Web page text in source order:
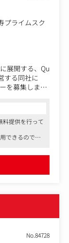
プライムスク
展開する、Qu
する同社に
を募集しま
告クリエイテ
。
デザインに関
ンドの橋渡し
bambi-wat
制作
提供を行って
できるので働
No.84728